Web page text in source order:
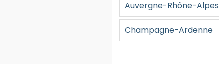
Auvergne-Rhône-Alpes
Champagne-Ardenne